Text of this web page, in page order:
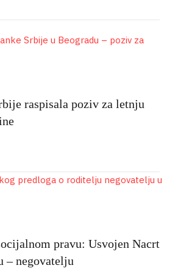
raspisala poziv za letnju
pravu: Usvojen Nacrt
– negovatelju